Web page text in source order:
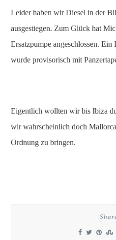
Leider haben wir Diesel in der
ausgestiegen. Zum Glück hat
Ersatzpumpe angeschlossen.
wurde provisorisch mit
Eigentlich wollten wir bis Ibiza
wir wahrscheinlich doch
Ordnung zu bringen.